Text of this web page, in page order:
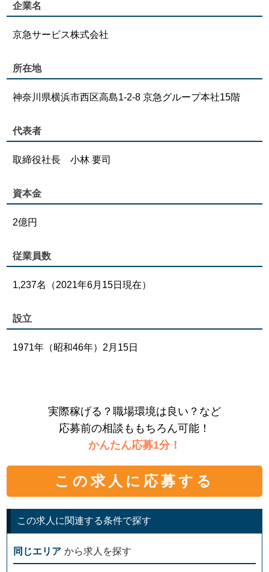
企業名
京急サービス株式会社
所在地
神奈川県横浜市西区高島1-2-8 京急グループ本社15階
代表者
取締役社長 小林 要司
資本金
2億円
従業員数
1,237名（2021年6月15日現在）
設立
1971年（昭和46年）2月15日
実際稼げる？職場環境は良い？など
応募前の相談ももちろん可能！
かんたん応募1分！
この求人に応募する
この求人に関連する条件で探す
同じエリア から求人を探す